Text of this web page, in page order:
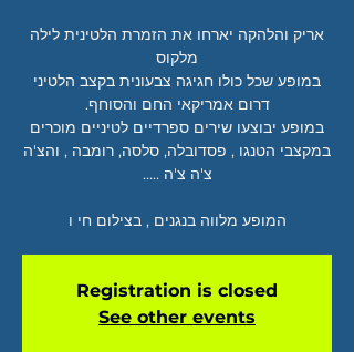
אריק והלהקה יארחו את הזמרת הלטינית לילה
במופע שכל כולו חגיגה צבעונית בקצב הלטיני
במופע יבוצעו שירים ספרדיים לטיניים מוכרים
במקצבי הטנגו , פסדובלה, סלסה, רומבה , והצ'ה
המופע מלווה בנגנים , בצילום חי ו
Registration is closed
See other events